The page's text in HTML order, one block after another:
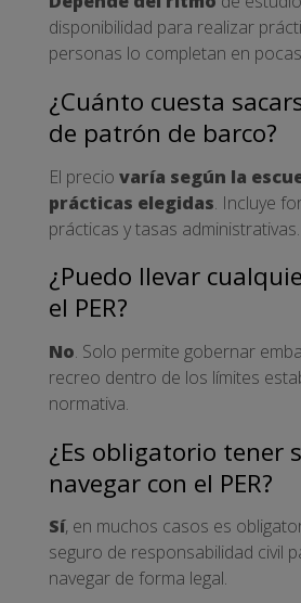
disponibilidad para realizar
personas lo completan en
¿Cuánto cuesta
de patrón de barco?
El precio varía según la
prácticas elegidas. Incluye
prácticas y tasas administrativas.
¿Puedo llevar
el PER?
No. Solo permite gobernar
recreo dentro de los límites
normativa.
¿Es obligatorio tener
navegar con el PER?
Sí, en muchos casos es
seguro de responsabilidad civil
navegar de forma legal.